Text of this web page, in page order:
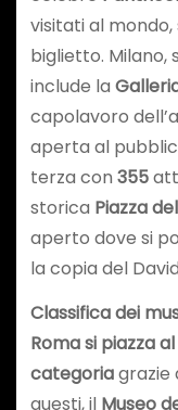
visitati al
biglietto. Milano,
include la
capolavoro
aperta al
terza con 355
storica Piazza
aperto dove si
la copia del
Classifica dei
Roma si piazza
categoriagrazie
questi, il Museo